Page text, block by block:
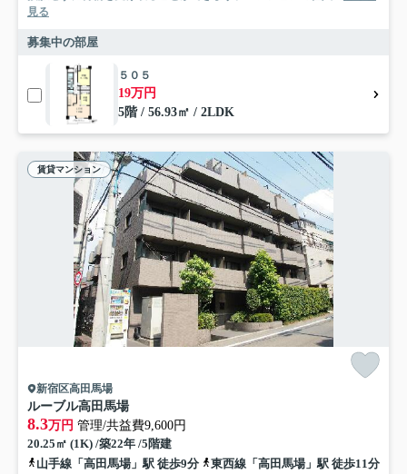
見る
募集中の部屋
５０５
19万円
5階 / 56.93㎡ / 2LDK
賃貸マンション
新宿区高田馬場
ルーブル高田馬場
8.3万円 管理/共益費9,600円
20.25㎡ (1K) /築22年 /5階建
山手線「高田馬場」駅 徒歩9分
東西線「高田馬場」駅 徒歩11分